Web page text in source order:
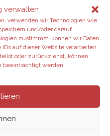
verwalten
verwenden wir Technologien wie
und/oder darauf
zustimmst, können wir Daten
auf dieser Website verarbeiten.
oder zurückziehst, können
werden.
Start zum
Kit mit